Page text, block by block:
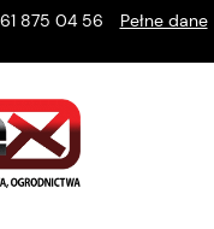
61 875 04 56
Pełne dane